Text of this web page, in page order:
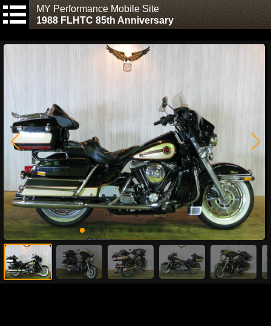
MY Performance Mobile Site
1988 FLHTC 85th Anniversary